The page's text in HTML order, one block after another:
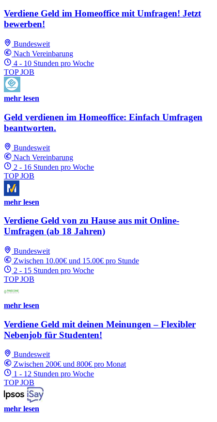
Verdiene Geld im Homeoffice mit Umfragen! Jetzt
bewerben!
Bundesweit
Nach Vereinbarung
4 - 10 Stunden pro Woche
TOP JOB
mehr lesen
Geld verdienen im Homeoffice: Einfach Umfragen
beantworten.
Bundesweit
Nach Vereinbarung
2 - 16 Stunden pro Woche
TOP JOB
mehr lesen
Verdiene Geld von zu Hause aus mit Online-
Umfragen (ab 18 Jahren)
Bundesweit
Zwischen 10.00€ und 15.00€ pro Stunde
2 - 15 Stunden pro Woche
TOP JOB
mehr lesen
Verdiene Geld mit deinen Meinungen – Flexibler
Nebenjob für Studenten!
Bundesweit
Zwischen 200€ und 800€ pro Monat
1 - 12 Stunden pro Woche
TOP JOB
mehr lesen